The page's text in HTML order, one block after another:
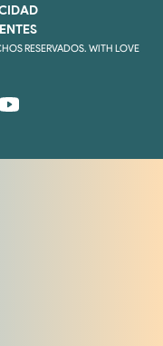
RESERVADOS. WITH LOVE